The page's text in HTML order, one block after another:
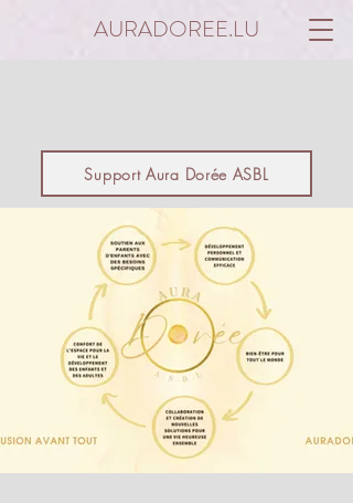
AURADOREE.LU
Support Aura Dorée ASBL